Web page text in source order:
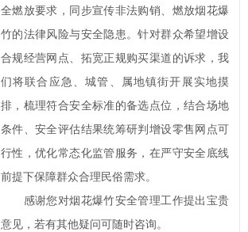
全燃放要求，同步宣传非法购销、燃放烟花爆
竹的法律风险与安全隐患。针对群众希望增设
合规经营网点、拓宽正规购买渠道的诉求，我
们将联合应急、城管、属地镇街开展实地摸
排，梳理符合安全标准的备选点位，结合场地
条件、安全评估结果统筹研判增设零售网点可
行性，优化常态化监管服务，在严守安全底线
前提下保障群众合理民俗需求。
感谢您对烟花爆竹安全管理工作提出宝贵
意见，若有其他疑问可随时咨询。